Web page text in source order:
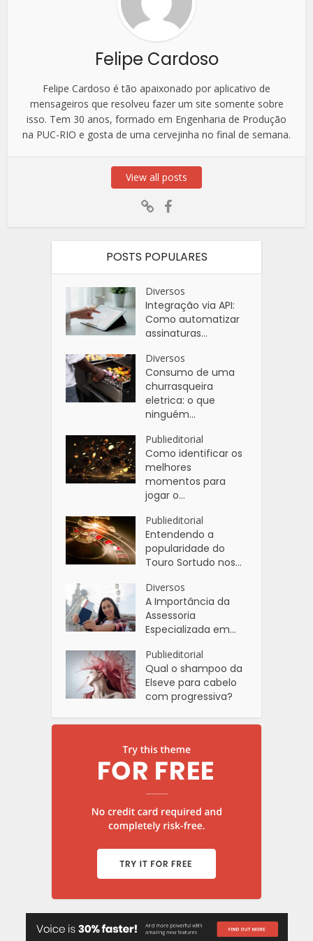
Felipe Cardoso
Felipe Cardoso é tão apaixonado por aplicativo de
mensageiros que resolveu fazer um site somente sobre
isso. Tem 30 anos, formado em Engenharia de Produção
na PUC-RIO e gosta de uma cervejinha no final de semana.
View all posts
POSTS POPULARES
Diversos
Integração via API:
Como automatizar
assinaturas...
Diversos
Consumo de uma
churrasqueira
eletrica: o que
ninguém...
Publieditorial
Como identificar os
melhores
momentos para
jogar o...
Publieditorial
Entendendo a
popularidade do
Touro Sortudo nos...
Diversos
A Importância da
Assessoria
Especializada em...
Publieditorial
Qual o shampoo da
Elseve para cabelo
com progressiva?